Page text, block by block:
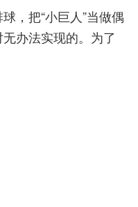
，把“小巨人”当做偶
办法实现的。为了